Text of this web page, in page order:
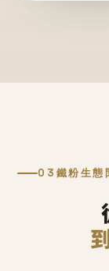
03 鐵粉生態